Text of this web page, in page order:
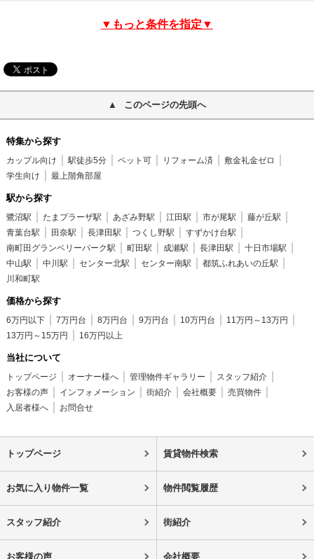
▼もっと条件を指定▼
このページの先頭へ
特集から探す
カップル向け 駅徒歩5分 ペット可 リフォーム済
敷金礼金ゼロ
学生向け
最上階角部屋
駅から探す
鷺沼駅 たまプラーザ駅 あざみ野駅 江田駅 市が尾駅
藤が丘駅
青葉台駅
田奈駅 長津田駅 つくし野駅
すずかけ台駅
南町田グランベリーパーク駅
町田駅 成瀬駅 長津田駅
十日市場駅
中山駅
中川駅 センター北駅 センター南駅
都筑ふれあいの丘駅
川和町駅
価格から探す
6万円以下 7万円台 8万円台 9万円台 10万円台
11万円～13万円
13万円～15万円
16万円以上
当社について
トップページ オーナー様へ 管理物件ギャラリー
スタッフ紹介
お客様の声
インフォメーション 街紹介 会社概要
売買物件
入居者様へ
お問合せ
トップページ 賃貸物件検索
お気に入り物件一覧 物件閲覧履歴
スタッフ紹介 街紹介
お客様の声 会社概要